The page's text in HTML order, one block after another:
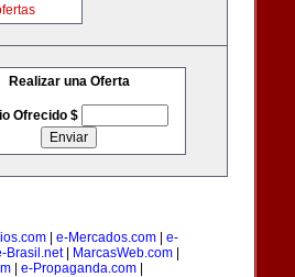
Realizar una Oferta
Ofrecido $
| e-Mercados.com| e-
Brasil.net| MarcasWeb.com
e-Propaganda.com